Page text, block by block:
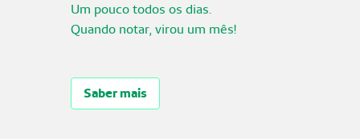
Um pouco todos os dias.
Quando notar, virou um mês!
Saber mais